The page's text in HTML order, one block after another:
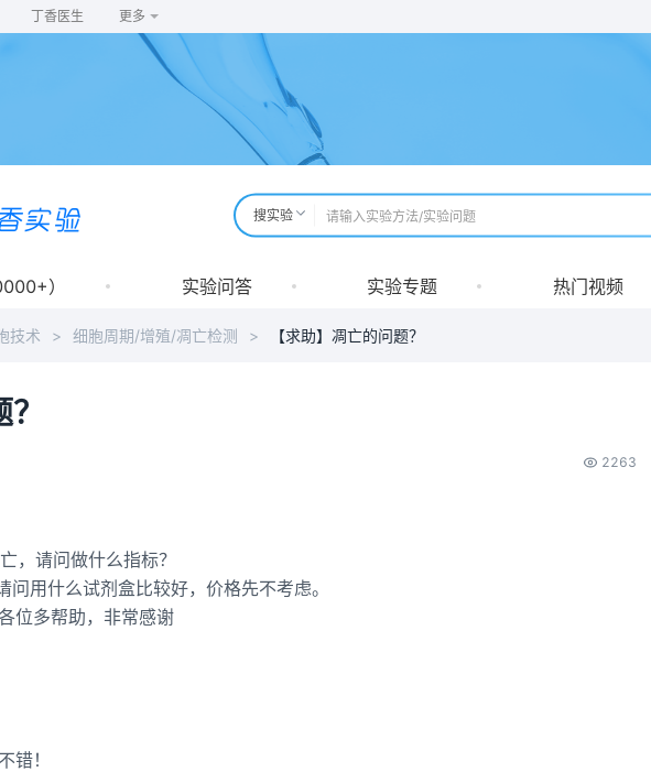
丁香医生 更多
搜实验
） 实验问答 实验专题 热门视频
技术 > 细胞周期/增殖/凋亡检测 > 【求助】凋亡的问题？
2263
，请问做什么指标？
用什么试剂盒比较好，价格先不考虑。
位多帮助，非常感谢
错！